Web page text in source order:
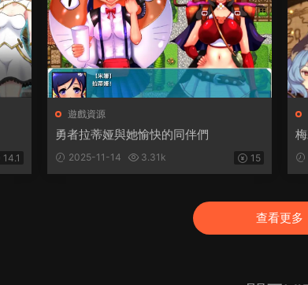
14.1
遊戲資源
勇者拉蒂娅與她愉快的同伴們
2025-11-14 3.31k 15
查看更多